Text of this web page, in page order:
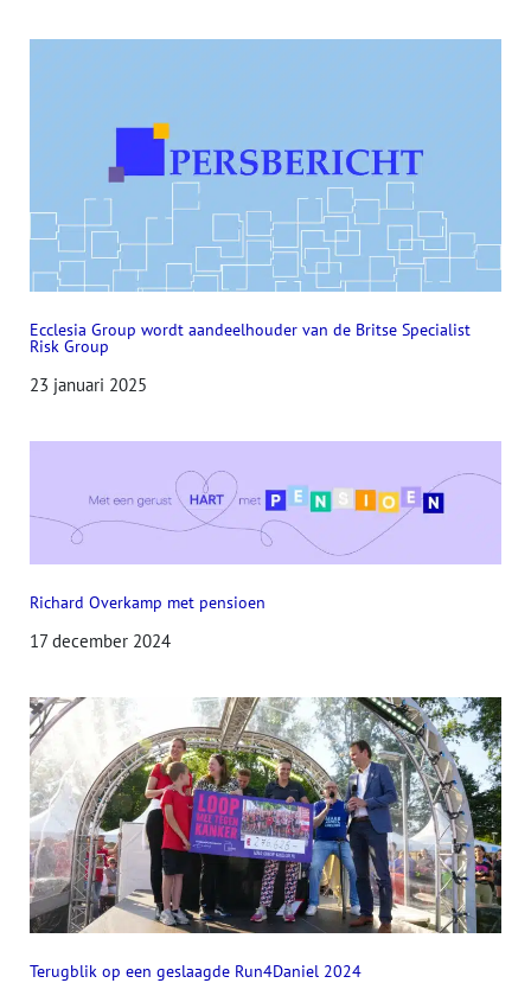
Ecclesia Group wordt aandeelhouder van de Britse Specialist
Risk Group
23 januari 2025
Richard Overkamp met pensioen
17 december 2024
Terugblik op een geslaagde Run4Daniel 2024